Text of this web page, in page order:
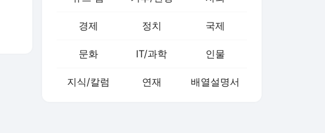
경제 정치 국제
문화 IT/과학 인물
지식/칼럼 연재 배열설명서